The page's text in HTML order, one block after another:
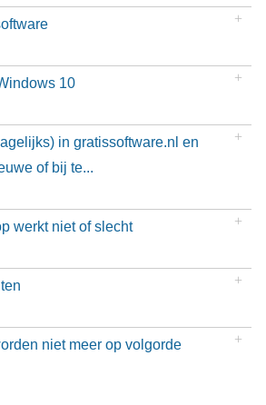
10
in gratissoftware.nl en
of bij te...
werkt niet of slecht
niet meer op volgorde